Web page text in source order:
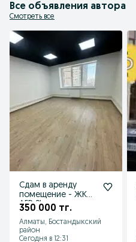
Все объявления автора
Смотреть все
Сдам в аренду
помещение - ЖК
AFD Plaza
350 000 тг.
Алматы, Бостандыкский
район
Сегодня в 12:31